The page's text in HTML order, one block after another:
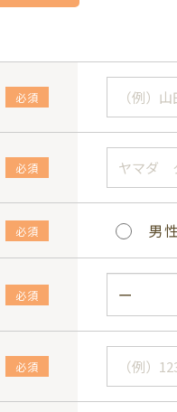
必須
必須
必須 男
必須
必須